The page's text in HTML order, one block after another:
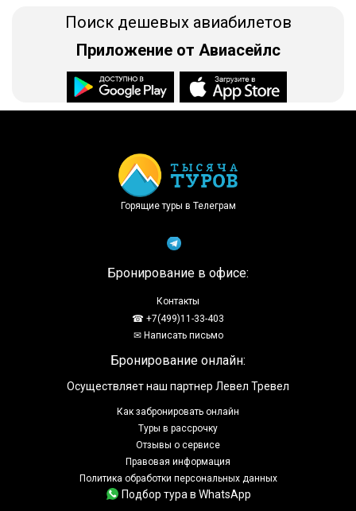
Поиск дешевых авиабилетов
Приложение от Авиасейлс
Горящие туры в Телеграм
Бронирование в офисе:
Контакты
☎ +7(499)11-33-403
✉ Написать письмо
Бронирование онлайн:
Осуществляет наш партнер Левел Тревел
Как забронировать онлайн
Туры в рассрочку
Отзывы о сервисе
Правовая информация
Политика обработки персональных данных
Подбор тура в WhatsApp